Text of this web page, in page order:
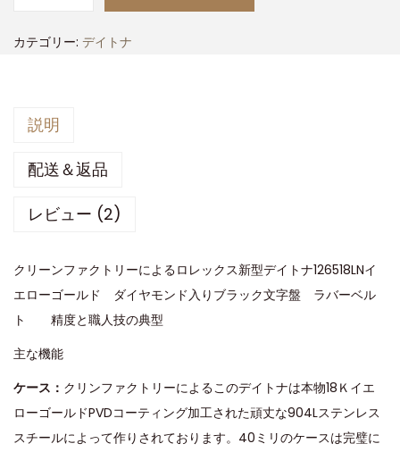
カテゴリー: デイトナ
説明
配送＆返品
レビュー (2)
クリーンファクトリーによるロレックス新型デイトナ126518LNイ
エローゴールド ダイヤモンド入りブラック文字盤 ラバーベル
ト 精度と職人技の典型
主な機能
ケース： クリンファクトリーによるこのデイトナは本物18Ｋイエ
ローゴールドPVDコーティング加工された頑丈な904Lステンレス
スチールによって作りされております。40ミリのケースは完璧に